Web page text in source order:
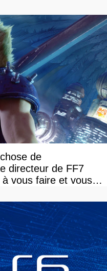
de
directeur de FF7
vous faire et vous